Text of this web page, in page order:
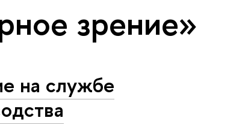
зрение»
на службе